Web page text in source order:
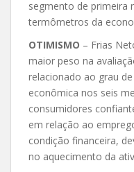
segmento de primeira
termômetros da
OTIMISMO – Frias
maior peso na
relacionado ao grau
econômica nos seis
consumidores
em relação ao
condição financeira,
no aquecimento da